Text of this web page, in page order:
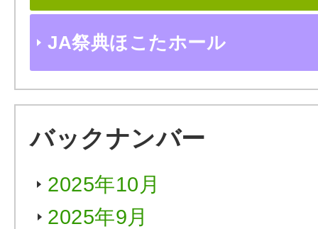
JA祭典ほこたホール
バックナンバー
2025年10月
2025年9月